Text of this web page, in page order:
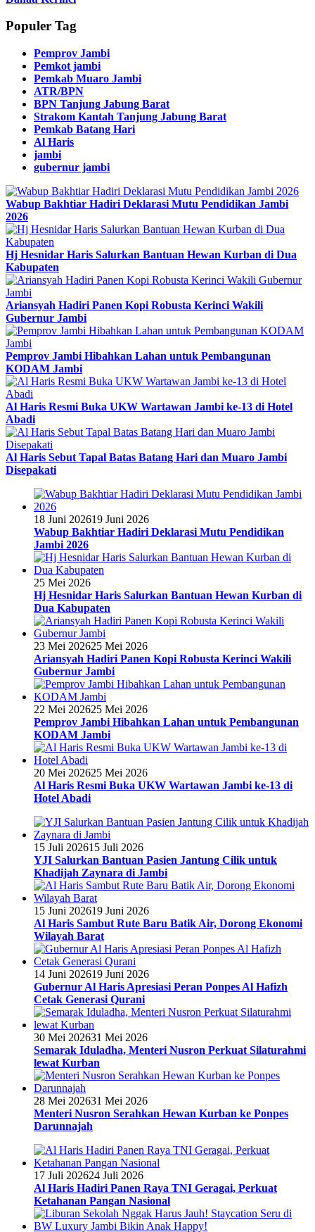
Populer Tag
Pemprov Jambi
Pemkot jambi
Pemkab Muaro Jambi
ATR/BPN
BPN Tanjung Jabung Barat
Strakom Kantah Tanjung Jabung Barat
Pemkab Batang Hari
Al Haris
jambi
gubernur jambi
Wabup Bakhtiar Hadiri Deklarasi Mutu Pendidikan Jambi
2026
Hj Hesnidar Haris Salurkan Bantuan Hewan Kurban di Dua
Kabupaten
Ariansyah Hadiri Panen Kopi Robusta Kerinci Wakili
Gubernur Jambi
Pemprov Jambi Hibahkan Lahan untuk Pembangunan
KODAM Jambi
Al Haris Resmi Buka UKW Wartawan Jambi ke-13 di Hotel
Abadi
Al Haris Sebut Tapal Batas Batang Hari dan Muaro Jambi
Disepakati
18 Juni 202619 Juni 2026
Wabup Bakhtiar Hadiri Deklarasi Mutu Pendidikan
Jambi 2026
25 Mei 2026
Hj Hesnidar Haris Salurkan Bantuan Hewan Kurban di
Dua Kabupaten
23 Mei 202625 Mei 2026
Ariansyah Hadiri Panen Kopi Robusta Kerinci Wakili
Gubernur Jambi
22 Mei 202625 Mei 2026
Pemprov Jambi Hibahkan Lahan untuk Pembangunan
KODAM Jambi
20 Mei 202625 Mei 2026
Al Haris Resmi Buka UKW Wartawan Jambi ke-13 di
Hotel Abadi
15 Juli 202615 Juli 2026
YJI Salurkan Bantuan Pasien Jantung Cilik untuk
Khadijah Zaynara di Jambi
15 Juni 202619 Juni 2026
Al Haris Sambut Rute Baru Batik Air, Dorong Ekonomi
Wilayah Barat
14 Juni 202619 Juni 2026
Gubernur Al Haris Apresiasi Peran Ponpes Al Hafizh
Cetak Generasi Qurani
30 Mei 202631 Mei 2026
Semarak Iduladha, Menteri Nusron Perkuat Silaturahmi
lewat Kurban
28 Mei 202631 Mei 2026
Menteri Nusron Serahkan Hewan Kurban ke Ponpes
Darunnajah
17 Juli 202624 Juli 2026
Al Haris Hadiri Panen Raya TNI Geragai, Perkuat
Ketahanan Pangan Nasional